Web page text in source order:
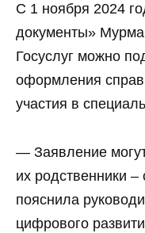
С 1 ноября 2024
документы»
Госуслуг можно
оформления
участия в
— Заявление
их родственники –
пояснила
цифрового